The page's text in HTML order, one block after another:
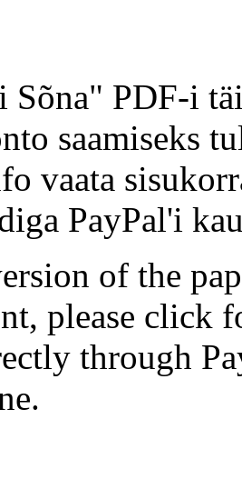
Sõna" PDF-i
saamiseks
vaata
PayPal'i
of the
please click
through